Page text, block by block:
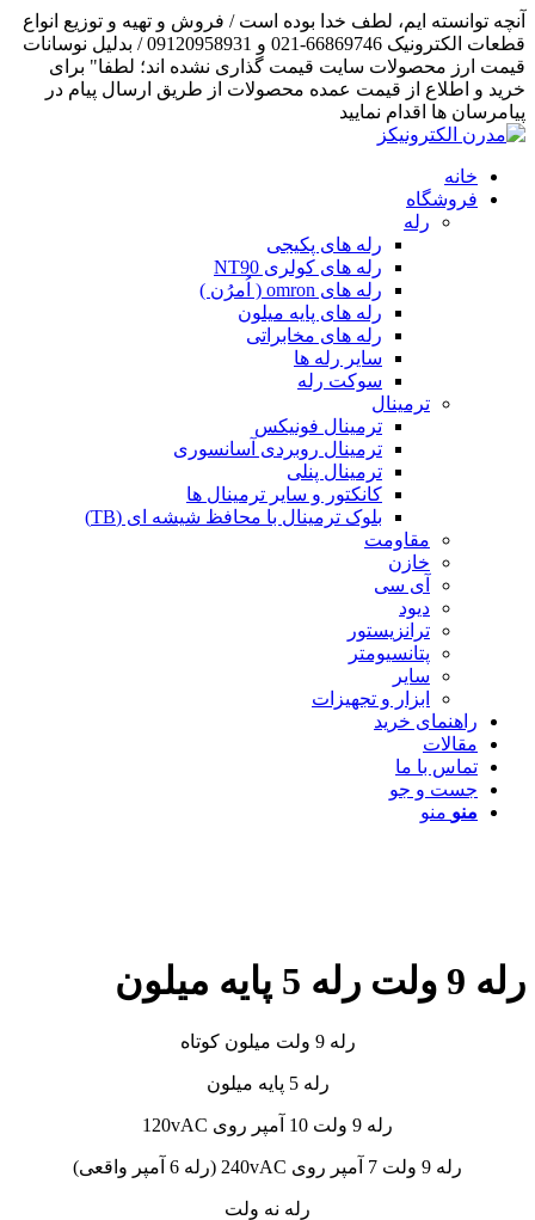
آنچه توانسته ایم، لطف خدا بوده است / فروش و تهیه و توزیع انواع
قطعات الکترونیک 66869746-021 و 09120958931 / بدلیل نوسانات
قیمت ارز محصولات سایت قیمت گذاری نشده اند؛ لطفا" برای
خرید و اطلاع از قیمت عمده محصولات از طریق ارسال پیام در
پیامرسان ها اقدام نمایید
خانه
فروشگاه
رله
رله های پکیجی
رله های کولری NT90
رله های omron ( اُمرُن )
رله های پایه میلون
رله های مخابراتی
سایر رله ها
سوکت رله
ترمینال
ترمینال فونیکس
ترمینال روبردی آسانسوری
ترمینال پنلی
کانکتور و سایر ترمینال ها
بلوک ترمینال با محافظ شیشه ای (TB)
مقاومت
خازن
آی سی
دیود
ترانزیستور
پتانسیومتر
سایر
ابزار و تجهیزات
راهنمای خرید
مقالات
تماس با ما
جست و جو
منو منو
رله 9 ولت رله 5 پایه میلون
رله 9 ولت میلون کوتاه
رله 5 پایه میلون
رله 9 ولت 10 آمپر روی 120vAC
رله 9 ولت 7 آمپر روی 240vAC (رله 6 آمپر واقعی)
رله نه ولت